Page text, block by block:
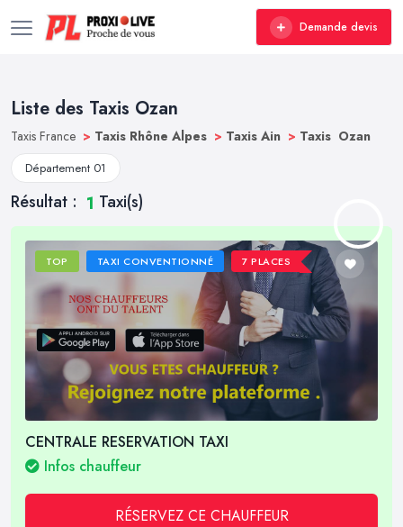
Demande devis
Liste des Taxis Ozan
Taxis France > Taxis Rhône Alpes > Taxis Ain > Taxis Ozan
Département 01
Résultat : 1 Taxi(s)
TOP TAXI CONVENTIONNÉ 7 PLACES
CENTRALE RESERVATION TAXI
Infos chauffeur
RÉSERVEZ CE CHAUFFEUR